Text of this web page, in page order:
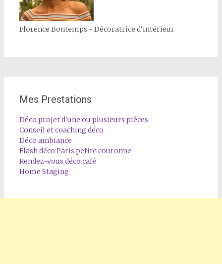
Florence Bontemps - Décoratrice d'intérieur
Mes Prestations
Déco projet d'une ou plusieurs pièces
Conseil et coaching déco
Déco ambiance
Flash déco Paris petite couronne
Rendez-vous déco café
Home Staging